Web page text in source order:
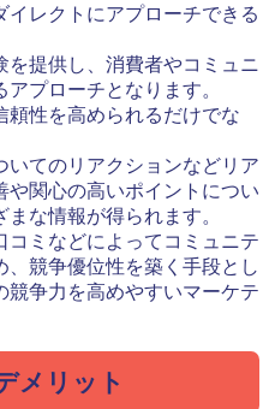
レクトにアプローチできる
提供し、消費者やコミュニ
プローチとなります。
頼性を高められるだけでな
いてのリアクションなどリア
や関心の高いポイントについ
な情報が得られます。
コミなどによってコミュニテ
、競争優位性を築く手段とし
競争力を高めやすいマーケテ
メリット